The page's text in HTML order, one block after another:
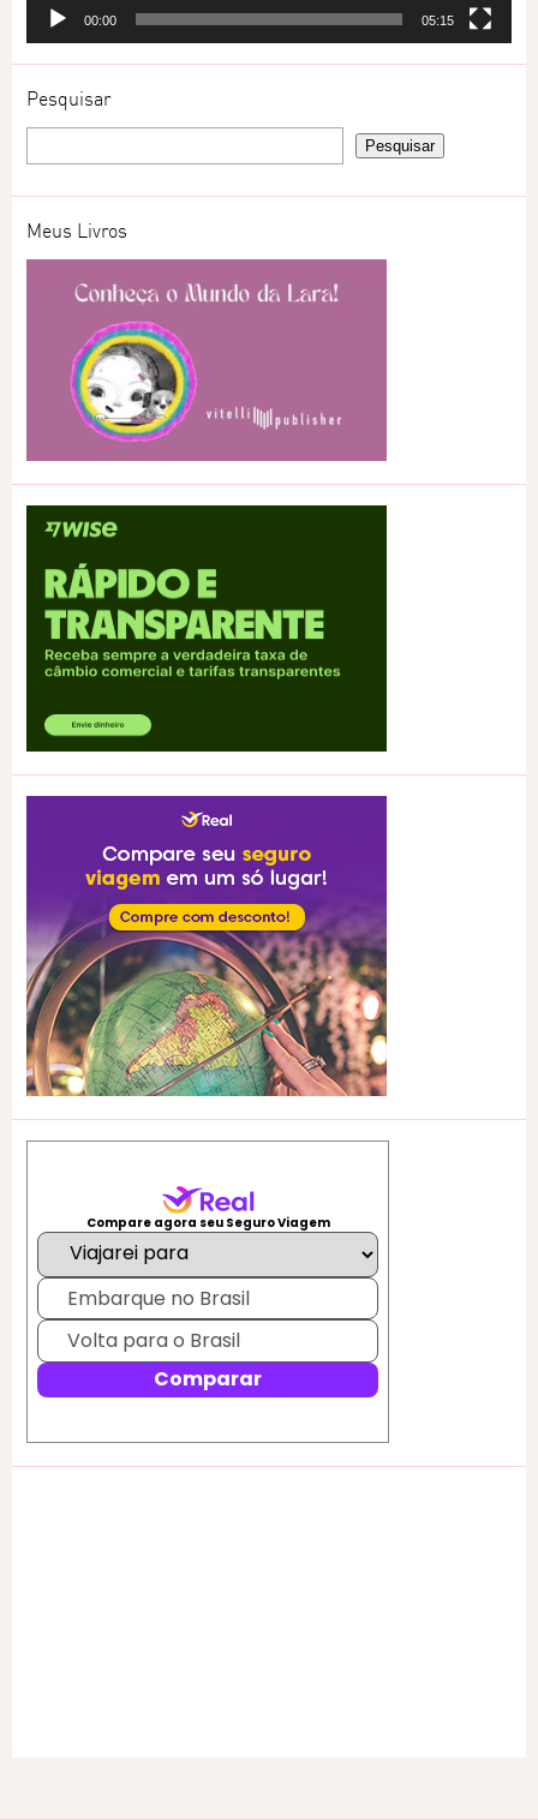
00:00 05:15
Pesquisar
Meus Livros